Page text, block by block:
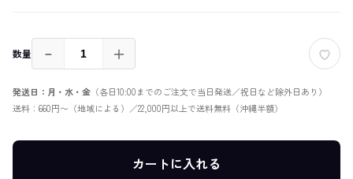
数量 － ＋
発送日：月・水・金 （各日10:00までのご注文で当日発送／祝日など除外日あり）
送料：660円〜（地域による）／22,000円以上で送料無料（沖縄半額）
カートに入れる